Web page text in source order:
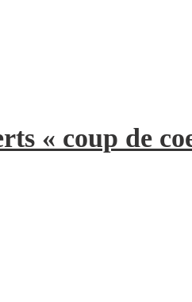
« coup de